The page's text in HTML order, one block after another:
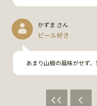
かずま さん
ビール好き
あまり山椒の風味がせず